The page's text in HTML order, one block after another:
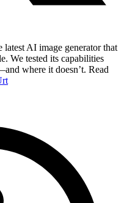
latest AI image generator that
We tested its capabilities
where it doesn’t. Read